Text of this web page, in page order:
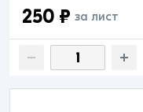
250 ₽ за лист